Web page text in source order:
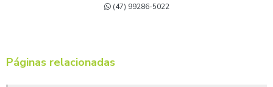
Empresa de pintura eletrostática para indústria
(47) 99286-5022
Páginas relacionadas